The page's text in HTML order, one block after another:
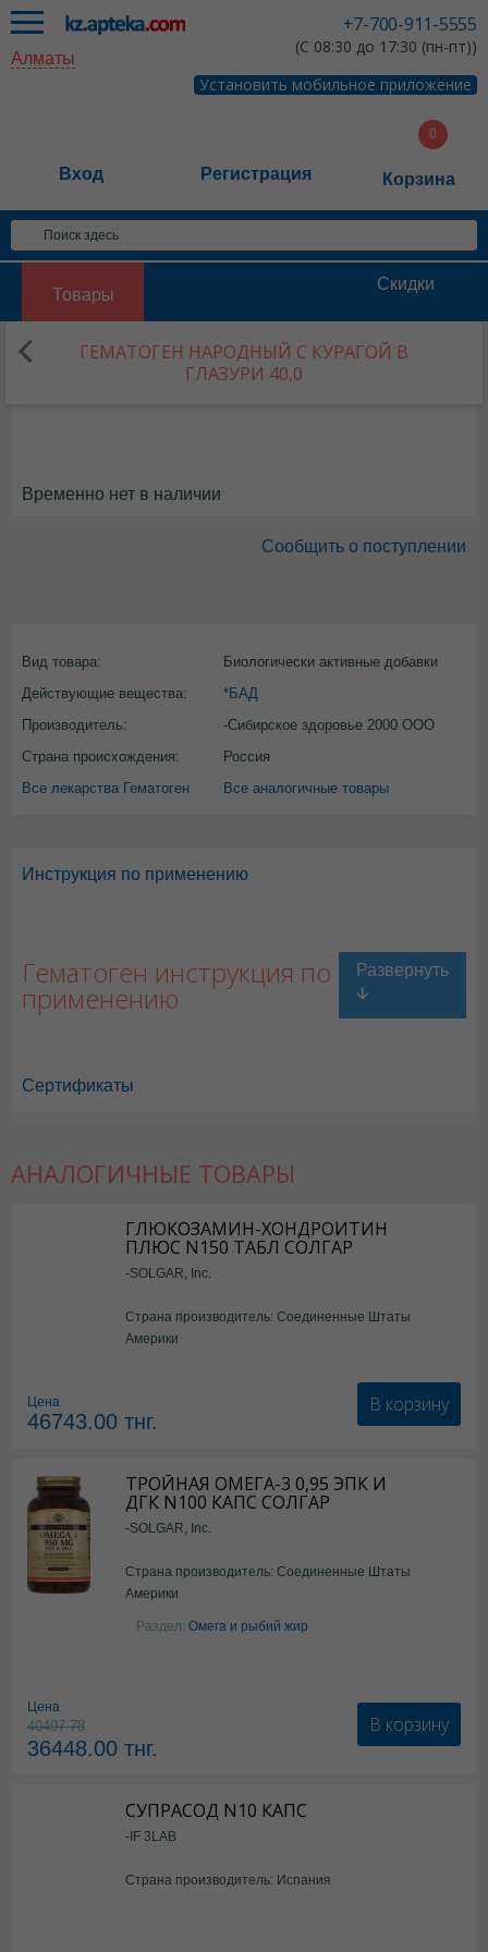
+7-700-911-5555
(С 08:30 до 17:30 (пн-пт))
Установить мобильное приложение
Алматы
Вход Регистрация Корзина
Товары
Скидки
ГЕМАТОГЕН НАРОДНЫЙ С КУРАГОЙ В
ГЛАЗУРИ 40,0
Временно нет в наличии
Сообщить о поступлении
Вид товара:
Биологически активные добавки
Действующие вещества:
*БАД
Производитель:
-Сибирское здоровье 2000 ООО
Страна происхождения:
Россия
Все лекарства Гематоген
Все аналогичные товары
Инструкция по применению
Гематоген инструкция по
применению
Гематоген в Астане , Гематоген в Уральске
Сертификаты
АНАЛОГИЧНЫЕ ТОВАРЫ
ГЛЮКОЗАМИН-ХОНДРОИТИН
ПЛЮС N150 ТАБЛ СОЛГАР
-SOLGAR, Inc.
Страна производитель: Соединенные Штаты
Америки
Цена
46743.00 тнг.
В корзину
ТРОЙНАЯ ОМЕГА-3 0,95 ЭПК И
ДГК N100 КАПС СОЛГАР
-SOLGAR, Inc.
Страна производитель: Соединенные Штаты
Америки
Раздел: Омега и рыбий жир
Цена
40497.78
36448.00 тнг.
В корзину
СУПРАСОД N10 КАПС
-IF 3LAB
Страна производитель: Испания